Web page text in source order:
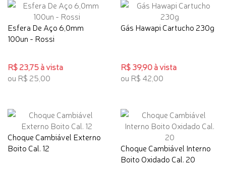
Esfera De Aço 6,0mm
100un - Rossi
R$ 23,75 à vista
ou R$ 25,00
Gás Hawapi Cartucho 230g
R$ 39,90 à vista
ou R$ 42,00
Choque Cambiável Externo
Boito Cal. 12
Choque Cambiável Interno
Boito Oxidado Cal. 20